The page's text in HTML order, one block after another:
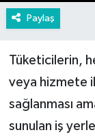
Paylaş
Tüketicilerin,
veya hizmete
sağlanması
sunulan iş